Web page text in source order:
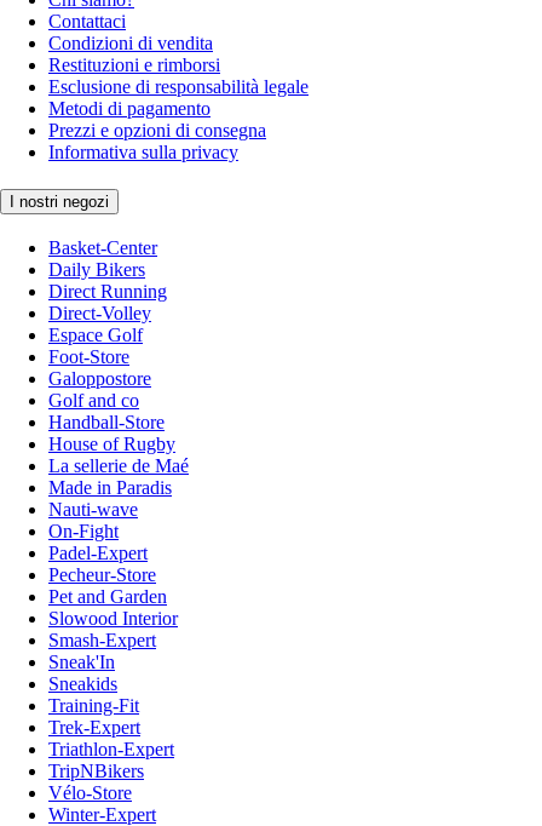
Contattaci
Condizioni di vendita
Restituzioni e rimborsi
Esclusione di responsabilità legale
Metodi di pagamento
Prezzi e opzioni di consegna
Informativa sulla privacy
I nostri negozi
Basket-Center
Daily Bikers
Direct Running
Direct-Volley
Espace Golf
Foot-Store
Galoppostore
Golf and co
Handball-Store
House of Rugby
La sellerie de Maé
Made in Paradis
Nauti-wave
On-Fight
Padel-Expert
Pecheur-Store
Pet and Garden
Slowood Interior
Smash-Expert
Sneak'In
Sneakids
Training-Fit
Trek-Expert
Triathlon-Expert
TripNBikers
Vélo-Store
Winter-Expert